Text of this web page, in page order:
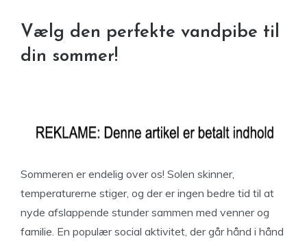
Vælg den perfekte vandpibe til
din sommer!
Sommeren er endelig over os! Solen skinner,
temperaturerne stiger, og der er ingen bedre tid til at
nyde afslappende stunder sammen med venner og
familie. En populær social aktivitet, der går hånd i hånd